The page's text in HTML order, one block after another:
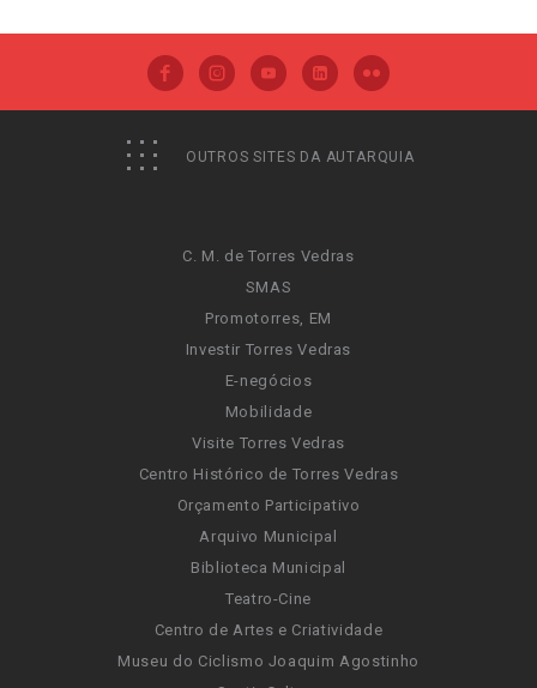
OUTROS SITES DA AUTARQUIA
C. M. de Torres Vedras
SMAS
Promotorres, EM
Investir Torres Vedras
E-negócios
Mobilidade
Visite Torres Vedras
Centro Histórico de Torres Vedras
Orçamento Participativo
Arquivo Municipal
Biblioteca Municipal
Teatro-Cine
Centro de Artes e Criatividade
Museu do Ciclismo Joaquim Agostinho